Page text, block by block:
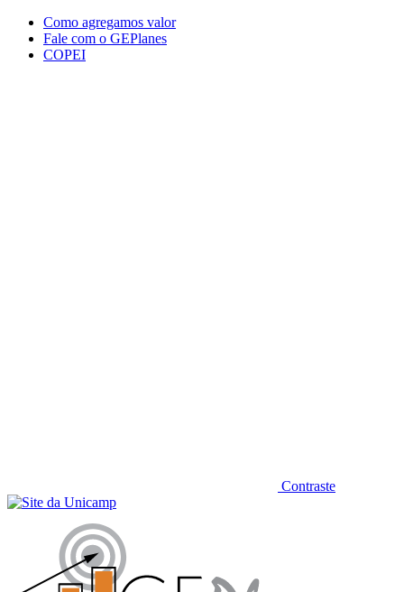
Conteúdo principal Menu principal
Como agregamos valor
Fale com o GEPlanes
COPEI
Contraste